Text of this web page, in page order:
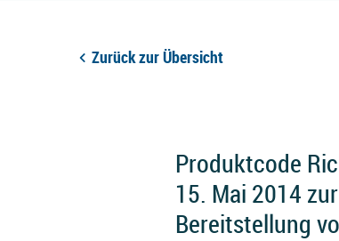
Zurück zur Übersicht
Produktcode
15. Mai 2014
Bereitstellung